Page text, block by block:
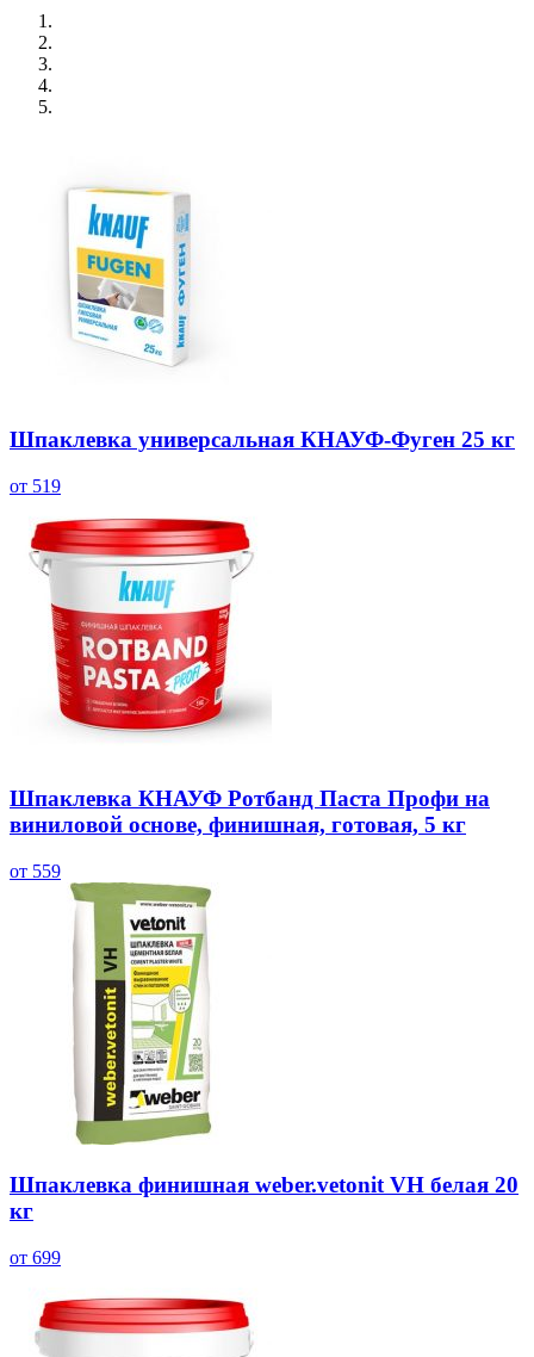
Шпаклевка универсальная КНАУФ-Фуген 25 кг
от 519
Шпаклевка КНАУФ Ротбанд Паста Профи на
виниловой основе, финишная, готовая, 5 кг
от 559
Шпаклевка финишная weber.vetonit VH белая 20
кг
от 699